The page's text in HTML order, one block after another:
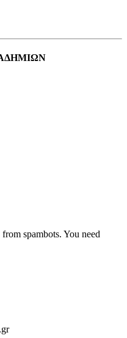
spambots. You need